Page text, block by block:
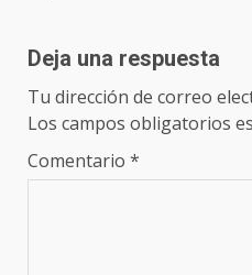
Deja una respuesta
Tu dirección de correo
Los campos obligatorios
Comentario *